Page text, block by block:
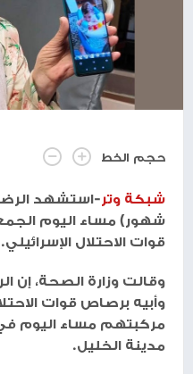
حجم الخط
شبكة وتر
شهور) مساء اليوم
قوات الاحتلال الإسرائيلي.
وقالت وزارة الصحة، إن
وأبيه برصاص قوات
مركبتهم مساء اليوم
مدينة الخليل.